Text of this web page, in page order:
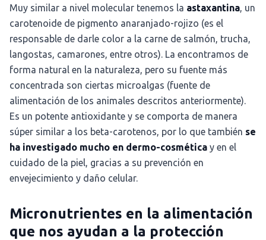
Muy similar a nivel molecular tenemos la astaxantina, un
carotenoide de pigmento anaranjado-rojizo (es el
responsable de darle color a la carne de salmón, trucha,
langostas, camarones, entre otros). La encontramos de
forma natural en la naturaleza, pero su fuente más
concentrada son ciertas microalgas (fuente de
alimentación de los animales descritos anteriormente).
Es un potente antioxidante y se comporta de manera
súper similar a los beta-carotenos, por lo que también se
ha investigado mucho en dermo-cosmética y en el
cuidado de la piel, gracias a su prevención en
envejecimiento y daño celular.
Micronutrientes en la alimentación
que nos ayudan a la protección